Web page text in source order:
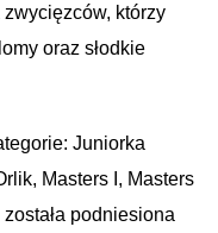
którzy
oraz słodkie
Juniorka
Masters I, Masters
została podniesiona